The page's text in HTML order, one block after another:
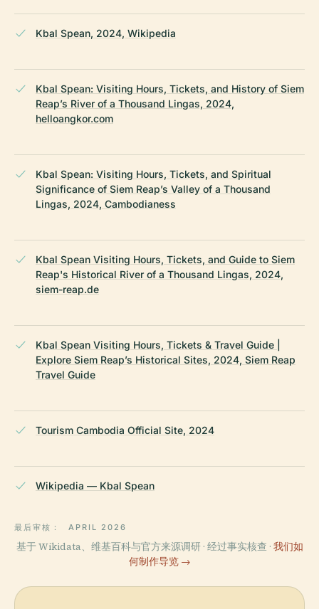
Kbal Spean, 2024, Wikipedia
Kbal Spean: Visiting Hours, Tickets, and History of Siem
Reap’s River of a Thousand Lingas, 2024,
helloangkor.com
Kbal Spean: Visiting Hours, Tickets, and Spiritual
Significance of Siem Reap’s Valley of a Thousand
Lingas, 2024, Cambodianess
Kbal Spean Visiting Hours, Tickets, and Guide to Siem
Reap's Historical River of a Thousand Lingas, 2024,
siem-reap.de
Kbal Spean Visiting Hours, Tickets & Travel Guide |
Explore Siem Reap’s Historical Sites, 2024, Siem Reap
Travel Guide
Tourism Cambodia Official Site, 2024
Wikipedia — Kbal Spean
最后审核： APRIL 2026
基于 Wikidata、维基百科与官方来源调研 · 经过事实核查 · 我们如
何制作导览 →